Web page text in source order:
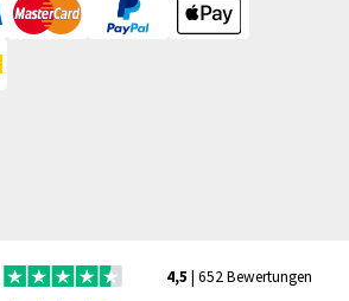
4,5 | 652 Bewertungen